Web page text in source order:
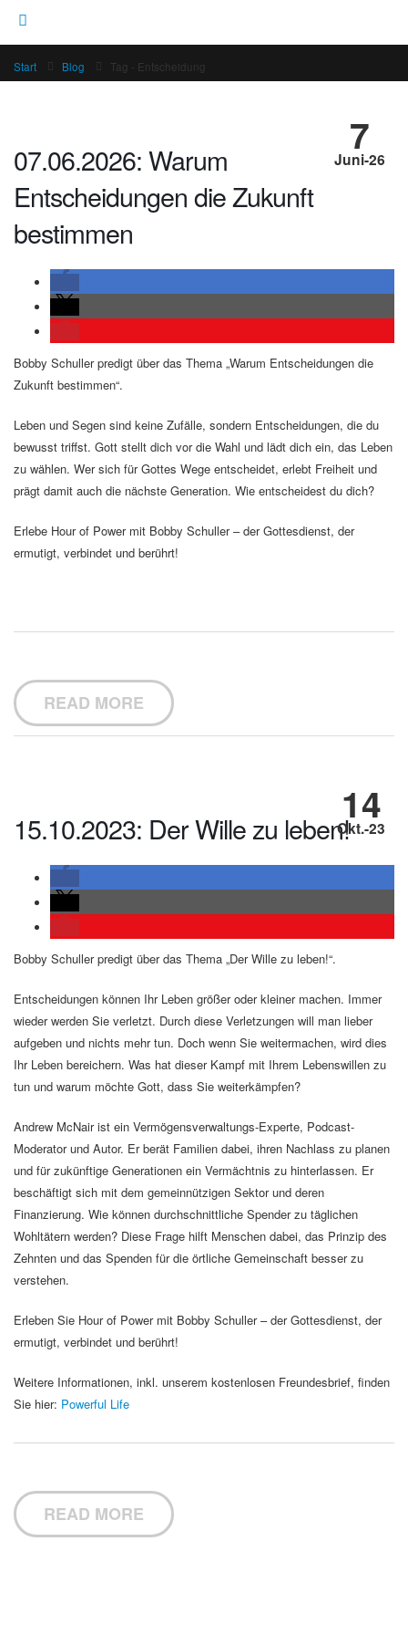
Start Blog Tag - Entscheidung
7
Juni-26
07.06.2026: Warum
Entscheidungen die Zukunft
bestimmen
Bobby Schuller predigt über das Thema „Warum Entscheidungen die
Zukunft bestimmen“.
Leben und Segen sind keine Zufälle, sondern Entscheidungen, die du
bewusst triffst. Gott stellt dich vor die Wahl und lädt dich ein, das Leben
zu wählen. Wer sich für Gottes Wege entscheidet, erlebt Freiheit und
prägt damit auch die nächste Generation. Wie entscheidest du dich?
Erlebe Hour of Power mit Bobby Schuller – der Gottesdienst, der
ermutigt, verbindet und berührt!
READ MORE
14
Okt.-23
15.10.2023: Der Wille zu leben!
Bobby Schuller predigt über das Thema „Der Wille zu leben!“.
Entscheidungen können Ihr Leben größer oder kleiner machen. Immer
wieder werden Sie verletzt. Durch diese Verletzungen will man lieber
aufgeben und nichts mehr tun. Doch wenn Sie weitermachen, wird dies
Ihr Leben bereichern. Was hat dieser Kampf mit Ihrem Lebenswillen zu
tun und warum möchte Gott, dass Sie weiterkämpfen?
Andrew McNair ist ein Vermögensverwaltungs-Experte, Podcast-
Moderator und Autor. Er berät Familien dabei, ihren Nachlass zu planen
und für zukünftige Generationen ein Vermächtnis zu hinterlassen. Er
beschäftigt sich mit dem gemeinnützigen Sektor und deren
Finanzierung. Wie können durchschnittliche Spender zu täglichen
Wohltätern werden? Diese Frage hilft Menschen dabei, das Prinzip des
Zehnten und das Spenden für die örtliche Gemeinschaft besser zu
verstehen.
Erleben Sie Hour of Power mit Bobby Schuller – der Gottesdienst, der
ermutigt, verbindet und berührt!
Weitere Informationen, inkl. unserem kostenlosen Freundesbrief, finden
Sie hier: Powerful Life
READ MORE